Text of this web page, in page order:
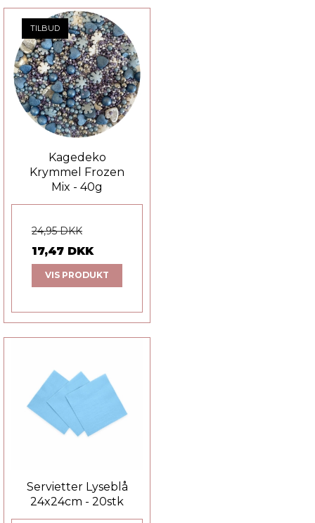
TILBUD
Kagedeko
Krymmel Frozen
Mix - 40g
24,95 DKK
17,47 DKK
VIS PRODUKT
Servietter Lyseblå
24x24cm - 20stk